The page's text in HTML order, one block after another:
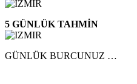
5 GÜNLÜK TAHMİN
GÜNLÜK BURCUNUZ …